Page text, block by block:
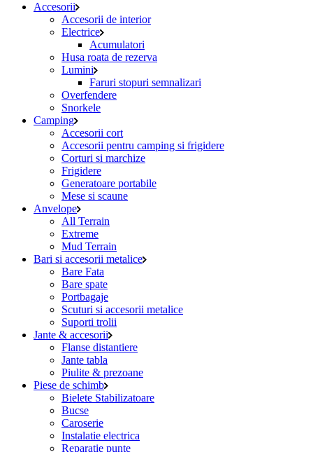
Accesorii
Accesorii de interior
Electrice
Acumulatori
Husa roata de rezerva
Lumini
Faruri stopuri semnalizari
Overfendere
Snorkele
Camping
Accesorii cort
Accesorii pentru camping si frigidere
Corturi si marchize
Frigidere
Generatoare portabile
Mese si scaune
Anvelope
All Terrain
Extreme
Mud Terrain
Bari si accesorii metalice
Bare Fata
Bare spate
Portbagaje
Scuturi si accesorii metalice
Suporti trolii
Jante & accesorii
Flanse distantiere
Jante tabla
Piulite & prezoane
Piese de schimb
Bielete Stabilizatoare
Bucse
Caroserie
Instalatie electrica
Reparatie punte